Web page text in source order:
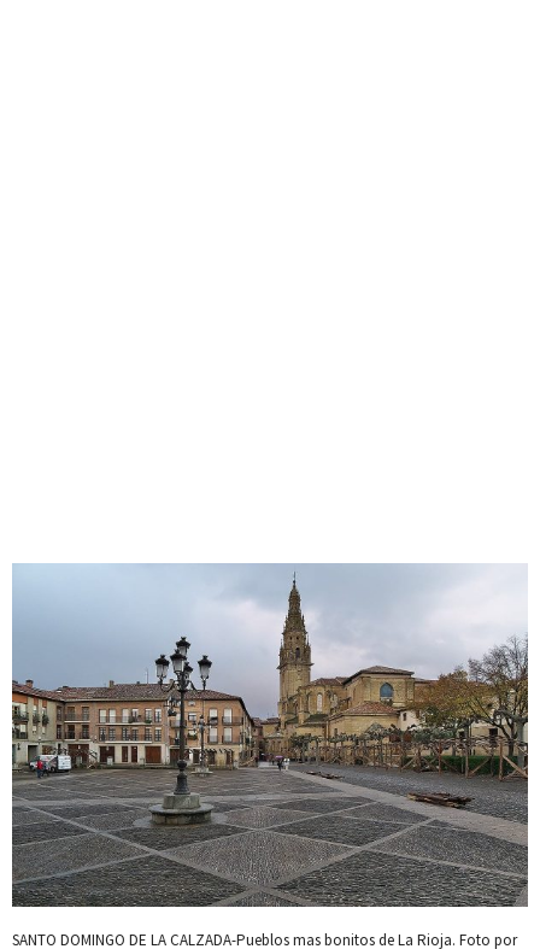
SANTO DOMINGO DE LA CALZADA-Pueblos mas bonitos de La Rioja. Foto por